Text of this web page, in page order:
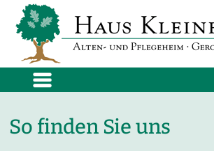
So finden Sie uns